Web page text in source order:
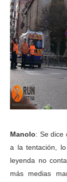
Manolo: Se dice
a la tentación,
leyenda no
más medias